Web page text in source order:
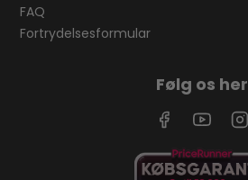
FAQ
Fortrydelsesformular
Følg os her